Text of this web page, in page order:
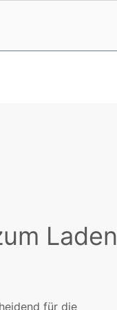
Laden
für die